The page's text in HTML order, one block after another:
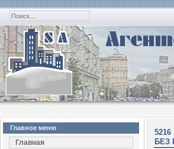
Главное меню
Главная
БЕЗ